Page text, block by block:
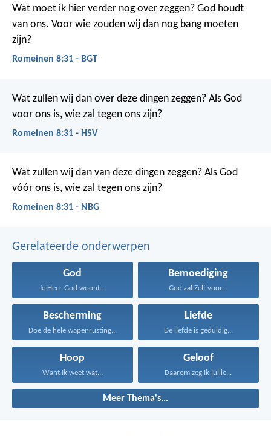
Wat moet ik hier verder nog over zeggen? God houdt
van ons. Voor wie zouden wij dan nog bang moeten
zijn?
Romeinen 8:31 - BGT
Wat zullen wij dan over deze dingen zeggen? Als God
voor ons is, wie zal tegen ons zijn?
Romeinen 8:31 - HSV
Wat zullen wij dan van deze dingen zeggen? Als God
vóór ons is, wie zal tegen ons zijn?
Romeinen 8:31 - NBG
Gerelateerde onderwerpen
God
Je Heer God woont...
Bemoediging
God zal Zelf voor...
Bescherming
Doe de hele wapenrusting...
Liefde
De liefde is geduldig...
Hoop
Want Ik weet wat...
Geloof
Daarom zeg Ik jullie...
Meer Thema's...